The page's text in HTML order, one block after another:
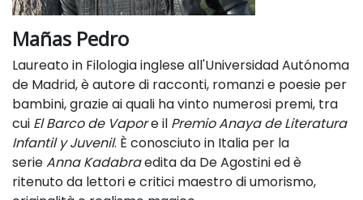
Mañas Pedro
Laureato in Filologia inglese all'Universidad Autónoma
de Madrid, è autore di racconti, romanzi e poesie per
bambini, grazie ai quali ha vinto numerosi premi, tra
cui El Barco de Vapore il Premio Anaya de Literatura
Infantil y Juvenil. È conosciuto in Italia per la
serieAnna Kadabraedita da De Agostini ed è
ritenuto da lettori e critici maestro di umorismo,